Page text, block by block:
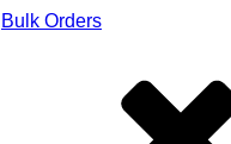
Bulk Orders